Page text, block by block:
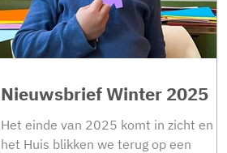
Nieuwsbrief Winter 2025
Het einde van 2025 komt in zicht en bij
het Huis blikken we terug op een